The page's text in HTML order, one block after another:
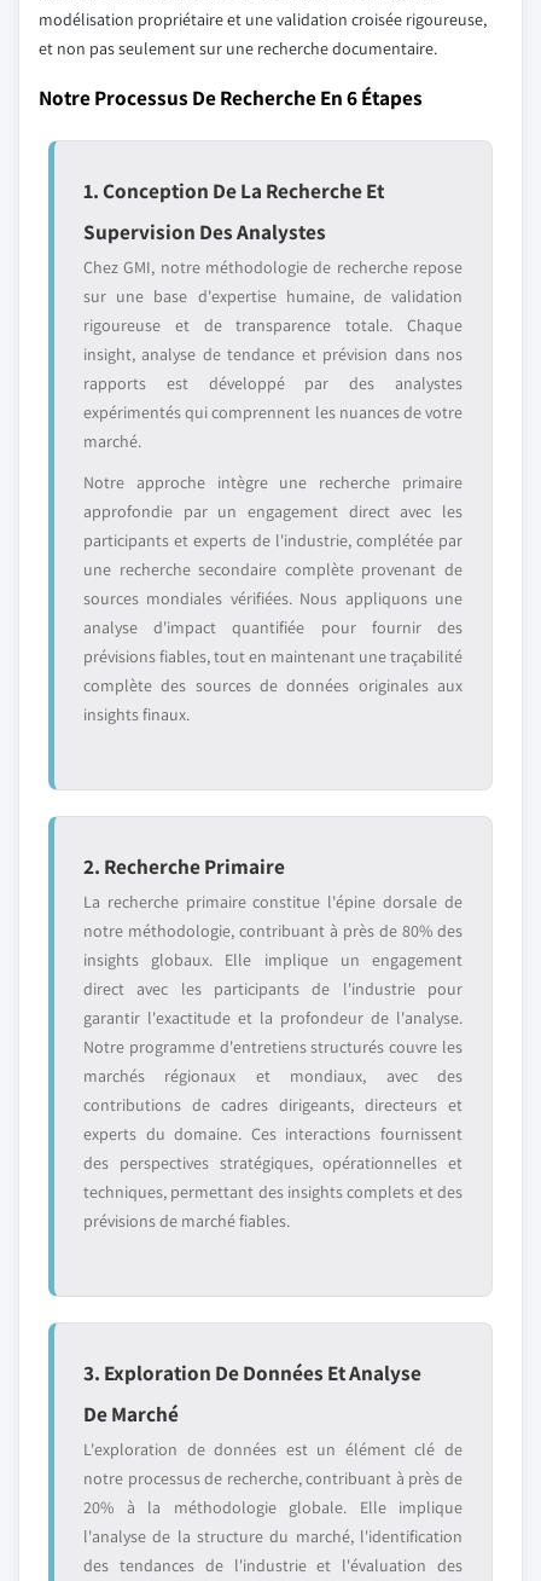
modélisation propriétaire et une validation croisée rigoureuse,
et non pas seulement sur une recherche documentaire.
Notre Processus De Recherche En 6 Étapes
1. Conception De La Recherche Et
Supervision Des Analystes
Chez GMI, notre méthodologie de recherche repose
sur une base d'expertise humaine, de validation
rigoureuse et de transparence totale. Chaque
insight, analyse de tendance et prévision dans nos
rapports est développé par des analystes
expérimentés qui comprennent les nuances de votre
marché.
Notre approche intègre une recherche primaire
approfondie par un engagement direct avec les
participants et experts de l'industrie, complétée par
une recherche secondaire complète provenant de
sources mondiales vérifiées. Nous appliquons une
analyse d'impact quantifiée pour fournir des
prévisions fiables, tout en maintenant une traçabilité
complète des sources de données originales aux
insights finaux.
2. Recherche Primaire
La recherche primaire constitue l'épine dorsale de
notre méthodologie, contribuant à près de 80% des
insights globaux. Elle implique un engagement
direct avec les participants de l'industrie pour
garantir l'exactitude et la profondeur de l'analyse.
Notre programme d'entretiens structurés couvre les
marchés régionaux et mondiaux, avec des
contributions de cadres dirigeants, directeurs et
experts du domaine. Ces interactions fournissent
des perspectives stratégiques, opérationnelles et
techniques, permettant des insights complets et des
prévisions de marché fiables.
3. Exploration De Données Et Analyse
De Marché
L'exploration de données est un élément clé de
notre processus de recherche, contribuant à près de
20% à la méthodologie globale. Elle implique
l'analyse de la structure du marché, l'identification
des tendances de l'industrie et l'évaluation des